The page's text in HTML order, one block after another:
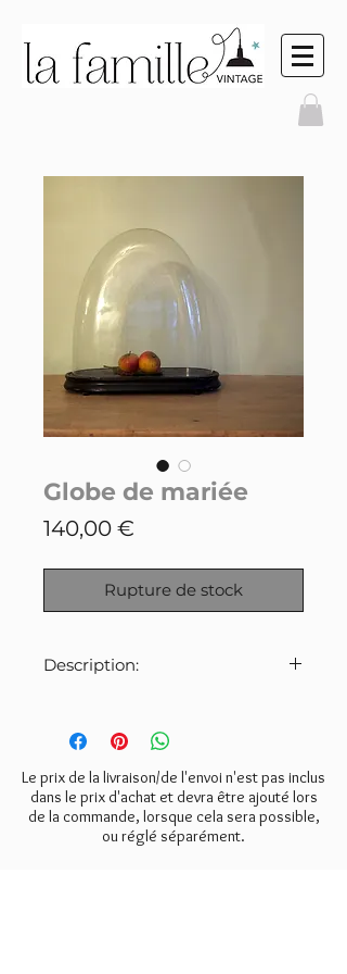
Globe de mariée
140,00 €
Rupture de stock
Description:
du 19ème siècle avec son socle
d'origine en bois posé sur ses 4
pieds en forme de toupie.
Verrine en verre soufflé très fin.
Overseas buyers are welcome. We
Le prix de la livraison/de l'envoi n'est pas inclus
dans le prix d'achat et devra être ajouté lors
de la commande, lorsque cela sera possible,
ou réglé séparément.